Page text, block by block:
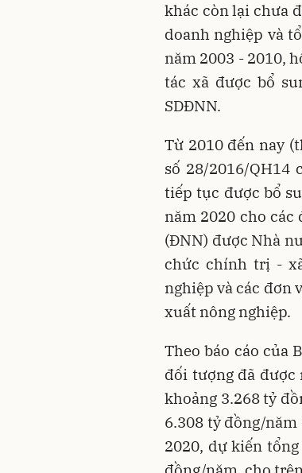
khác còn lại chưa
doanh nghiệp và
năm 2003 - 2010,
tác xã được bổ
SDĐNN.
Từ 2010 đến nay
số 28/2016/QH14
tiếp tục được bổ
năm 2020 cho
(ĐNN) được Nhà
chức chính trị -
nghiệp và các đơn
xuất nông nghiệp.
Theo báo cáo của
đối tượng đã được
khoảng 3.268 tỷ
6.308 tỷ đồng/
2020, dự kiến